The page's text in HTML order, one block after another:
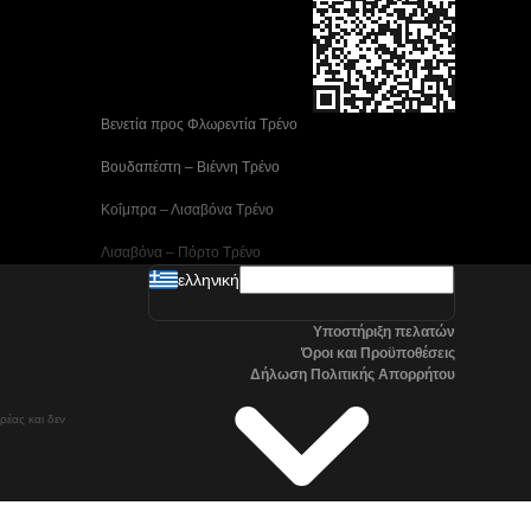
Βενετία προς Φλωρεντία Τρένο
Βουδαπέστη – Βιέννη Tρένο
Κοΐμπρα – Λισαβόνα Τρένο
Λισαβόνα – Πόρτο Tρένο
Μαδρίτη προς Αλικάντε Τρένα
Στοκχόλμη προς Γκέτεμποργκ Τρένα
Τρένα Τσανγκγουόν προς Σεούλ
Όσλο προς Στοκχόλμη Τρένα μεγάλης ταχύτητας
και δεν
ελληνική
Υποστήριξη πελατών
Όροι και Προϋποθέσεις
Δήλωση Πολιτικής Απορρήτου